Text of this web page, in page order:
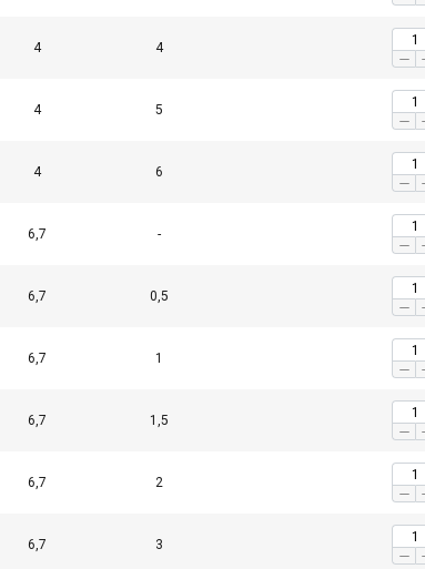
4 4
4 5
4 6
6,7 -
6,7 0,5
6,7 1
6,7 1,5
6,7 2
6,7 3
geclassificeerd
ALLES ACCEPTEREN